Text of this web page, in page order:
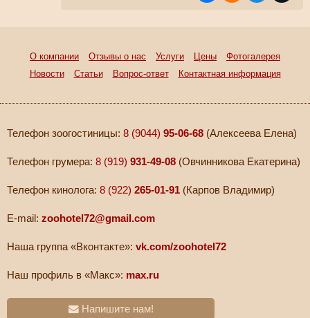
О компании Отзывы о нас Услуги Цены
Фотогалерея
Новости
Статьи Вопрос-ответ Контактная информация
Телефон зоогостиницы: 8 (9044) 95-06-68 (Алексеева Елена)
Телефон грумера: 8 (919) 931-49-08 (Овчинникова Екатерина)
Телефон кинолога: 8 (922) 265-01-91 (Карпов Владимир)
E-mail: zoohotel72@gmail.com
Наша группа «Вконтакте»: vk.com/zoohotel72
Наш профиль в «Макс»: max.ru
Напишите нам!